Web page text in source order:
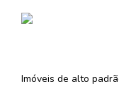
Imóveis de alto